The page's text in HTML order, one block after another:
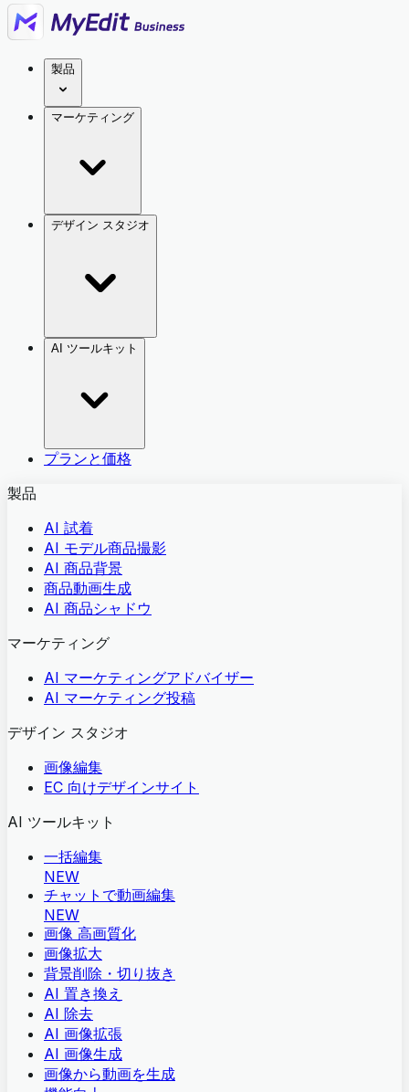
製品
マーケティング
デザイン スタジオ
AI ツールキット
プランと価格
製品
AI 試着
AI モデル商品撮影
AI 商品背景
商品動画生成
AI 商品シャドウ
マーケティング
AI マーケティングアドバイザー
AI マーケティング投稿
デザイン スタジオ
画像編集
EC 向けデザインサイト
AI ツールキット
一括編集
NEW
チャットで動画編集
NEW
画像 高画質化
画像拡大
背景削除・切り抜き
AI 置き換え
AI 除去
AI 画像拡張
AI 画像生成
画像から動画を生成